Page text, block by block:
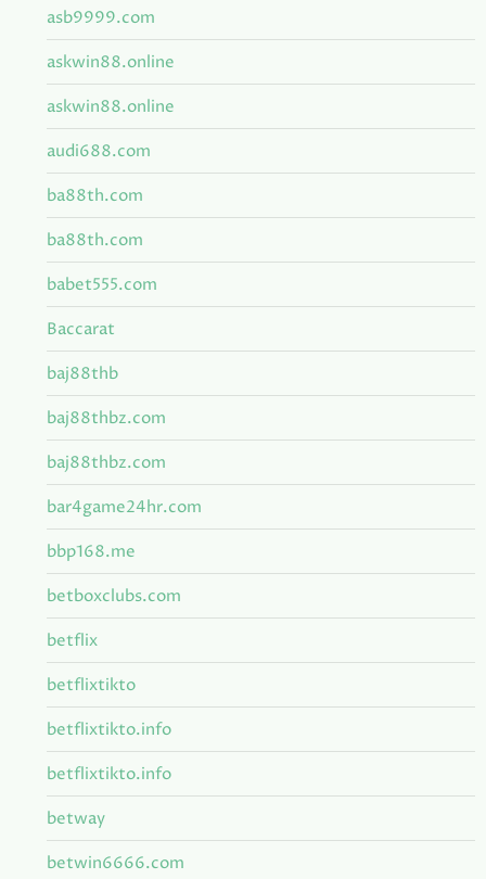
asb9999.com
askwin88.online
askwin88.online
audi688.com
ba88th.com
ba88th.com
babet555.com
Baccarat
baj88thb
baj88thbz.com
baj88thbz.com
bar4game24hr.com
bbp168.me
betboxclubs.com
betflix
betflixtikto
betflixtikto.info
betflixtikto.info
betway
betwin6666.com